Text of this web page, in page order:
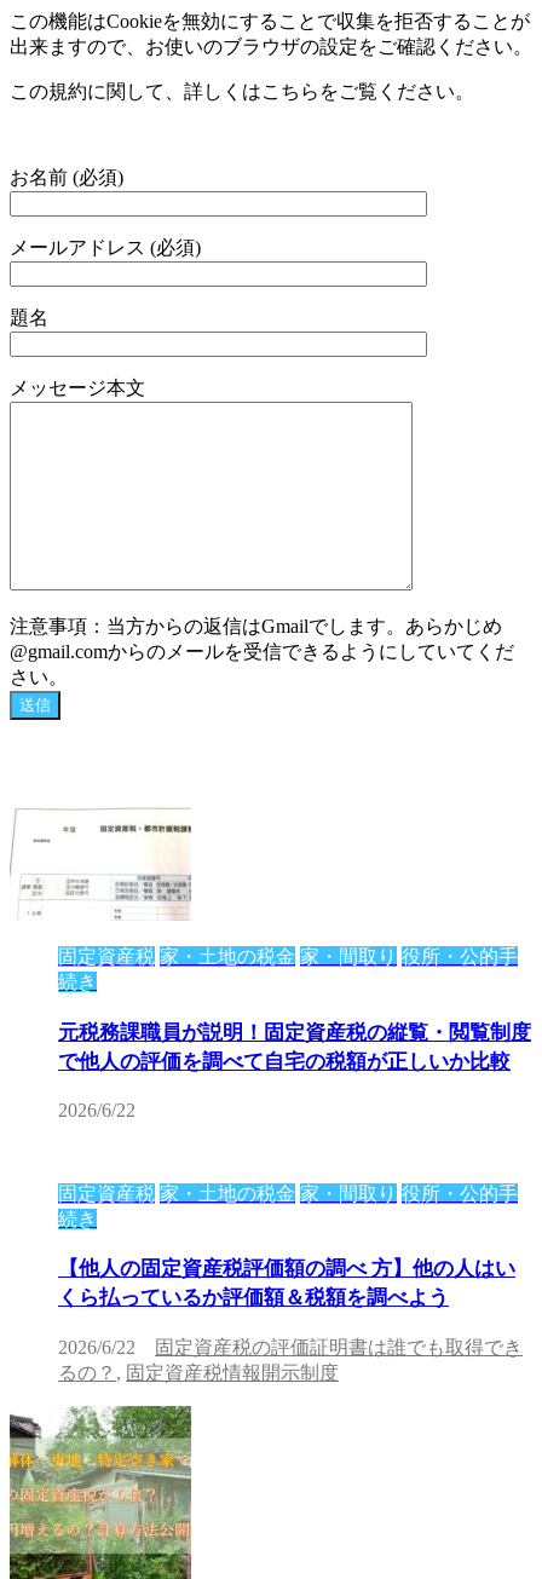
この機能はCookieを無効にすることで収集を拒否することが
出来ますので、お使いのブラウザの設定をご確認ください。
この規約に関して、詳しくはこちらをご覧ください。
お名前 (必須)
メールアドレス (必須)
題名
メッセージ本文
注意事項：当方からの返信はGmailでします。あらかじめ
@gmail.comからのメールを受信できるようにしていてくだ
さい。
固定資産税 家・土地の税金 家・間取り 役所・公的手
続き
元税務課職員が説明！固定資産税の縦覧・閲覧制度
で他人の評価を調べて自宅の税額が正しいか比較
2026/6/22
固定資産税 家・土地の税金 家・間取り 役所・公的手
続き
【他人の固定資産税評価額の調べ 方】他の人はい
くら払っているか評価額＆税額を調べよう
2026/6/22
固定資産税の評価証明書は誰でも取得でき
るの？ , 固定資産税情報開示制度